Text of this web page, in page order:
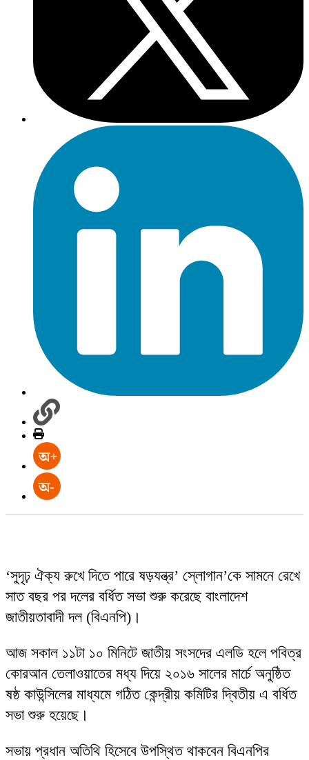
‘সুদৃঢ় ঐক্য রুখে দিতে পারে ষড়যন্ত্র’ স্লোগান’কে সামনে রেখে
সাত বছর পর দলের বর্ধিত সভা শুরু করেছে বাংলাদেশ
জাতীয়তাবাদী দল (বিএনপি)।
আজ সকাল ১১টা ১০ মিনিটে জাতীয় সংসদের এলডি হলে পবিত্র
কোরআন তেলাওয়াতের মধ্য দিয়ে ২০১৬ সালের মার্চে অনুষ্ঠিত
ষষ্ঠ কাউন্সিলের মাধ্যমে গঠিত কেন্দ্রীয় কমিটির দ্বিতীয় এ বর্ধিত
সভা শুরু হয়েছে।
সভায় প্রধান অতিথি হিসেবে উপস্থিত থাকবেন বিএনপির